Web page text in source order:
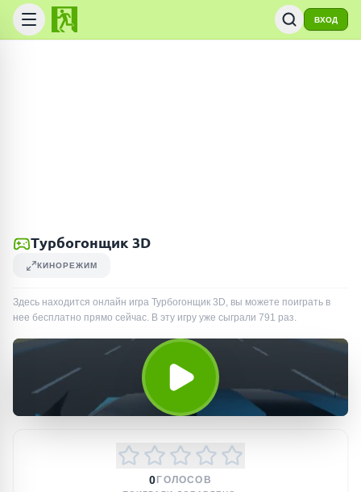
ВХОД
Турбогонщик 3D
КИНОРЕЖИМ
Здесь находится онлайн игра Турбогонщик 3D, вы можете поиграть в
нее бесплатно прямо сейчас. В эту игру уже сыграли 791 раз.
0 ГОЛОСОВ